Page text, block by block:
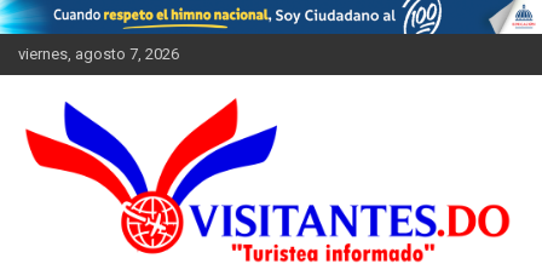
Saltar
al
contenido
viernes, agosto 7, 2026